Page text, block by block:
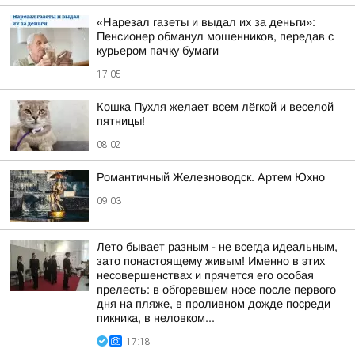
«Нарезал газеты и выдал их за деньги»:
Пенсионер обманул мошенников, передав с
курьером пачку бумаги
17:05
Кошка Пухля желает всем лёгкой и веселой
пятницы!
08:02
Романтичный Железноводск. Артем Юхно
09:03
Лето бывает разным - не всегда идеальным,
зато понастоящему живым! Именно в этих
несовершенствах и прячется его особая
прелесть: в обгоревшем носе после первого
дня на пляже, в проливном дожде посреди
пикника, в неловком...
17:18